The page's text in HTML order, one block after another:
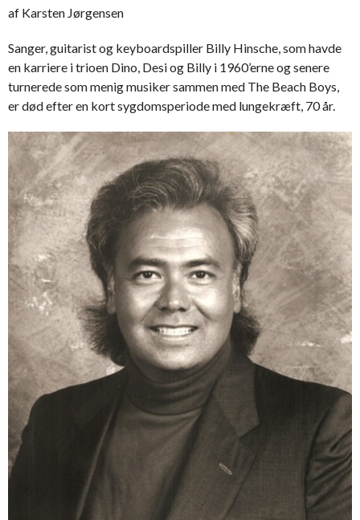
af Karsten Jørgensen
Sanger, guitarist og keyboardspiller Billy Hinsche, som havde
en karriere i trioen Dino, Desi og Billy i 1960’erne og senere
turnerede som menig musiker sammen med The Beach Boys,
er død efter en kort sygdomsperiode med lungekræft, 70 år.